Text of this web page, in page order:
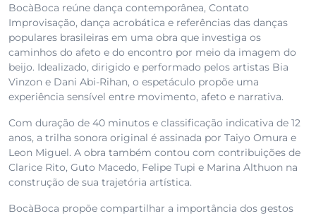
BocàBoca reúne dança contemporânea, Contato
Improvisação, dança acrobática e referências das danças
populares brasileiras em uma obra que investiga os
caminhos do afeto e do encontro por meio da imagem do
beijo. Idealizado, dirigido e performado pelos artistas Bia
Vinzon e Dani Abi-Rihan, o espetáculo propõe uma
experiência sensível entre movimento, afeto e narrativa.
Com duração de 40 minutos e classificação indicativa de 12
anos, a trilha sonora original é assinada por Taiyo Omura e
Leon Miguel. A obra também contou com contribuições de
Clarice Rito, Guto Macedo, Felipe Tupi e Marina Althuon na
construção de sua trajetória artística.
BocàBoca propõe compartilhar a importância dos gestos